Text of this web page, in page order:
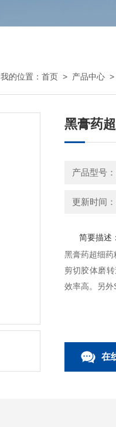
我的位置： 首页 > 产品中心 >
黑膏药
产品型号
更新时间
简要描述：
黑膏药超细
剪切胶体磨
效率高。另外
在